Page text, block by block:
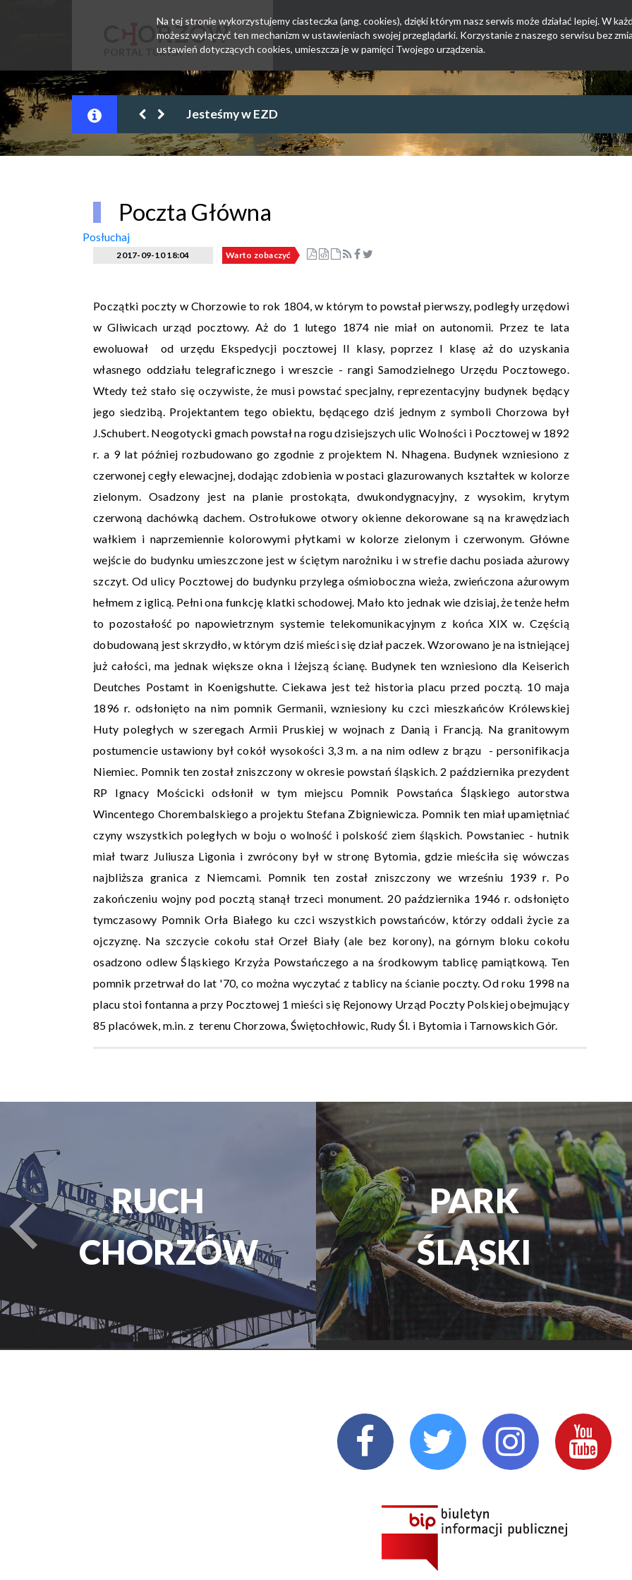
PORTAL TURYSTY
Sposoby na upał
Poczta Główna
Posłuchaj
2017-09-10 18:04 Warto zobaczyć
Początki poczty w Chorzowie to rok 1804, w którym to powstał pierwszy, podległy urzędowi
w Gliwicach urząd pocztowy. Aż do 1 lutego 1874 nie miał on autonomii. Przez te lata
ewoluował od urzędu Ekspedycji pocztowej II klasy, poprzez I klasę aż do uzyskania
własnego oddziału telegraficznego i wreszcie - rangi Samodzielnego Urzędu Pocztowego.
Wtedy też stało się oczywiste, że musi powstać specjalny, reprezentacyjny budynek będący
jego siedzibą. Projektantem tego obiektu, będącego dziś jednym z symboli Chorzowa był
J.Schubert. Neogotycki gmach powstał na rogu dzisiejszych ulic Wolności i Pocztowej w 1892
r. a 9 lat później rozbudowano go zgodnie z projektem N. Nhagena. Budynek wzniesiono z
czerwonej cegły elewacjnej, dodając zdobienia w postaci glazurowanych kształtek w kolorze
zielonym. Osadzony jest na planie prostokąta, dwukondygnacyjny, z wysokim, krytym
czerwoną dachówką dachem. Ostrołukowe otwory okienne dekorowane są na krawędziach
wałkiem i naprzemiennie kolorowymi płytkami w kolorze zielonym i czerwonym. Główne
wejście do budynku umieszczone jest w ściętym narożniku i w strefie dachu posiada ażurowy
szczyt. Od ulicy Pocztowej do budynku przylega ośmioboczna wieża, zwieńczona ażurowym
hełmem z iglicą. Pełni ona funkcję klatki schodowej. Mało kto jednak wie dzisiaj, że tenże hełm
to pozostałość po napowietrznym systemie telekomunikacyjnym z końca XIX w. Częścią
dobudowaną jest skrzydło, w którym dziś mieści się dział paczek. Wzorowano je na istniejącej
już całości, ma jednak większe okna i lżejszą ścianę. Budynek ten wzniesiono dla Keiserich
Deutches Postamt in Koenigshutte. Ciekawa jest też historia placu przed pocztą. 10 maja
1896 r. odsłonięto na nim pomnik Germanii, wzniesiony ku czci mieszkańców Królewskiej
Huty poległych w szeregach Armii Pruskiej w wojnach z Danią i Francją. Na granitowym
postumencie ustawiony był cokół wysokości 3,3 m. a na nim odlew z brązu - personifikacja
Niemiec. Pomnik ten został zniszczony w okresie powstań śląskich. 2 października prezydent
RP Ignacy Mościcki odsłonił w tym miejscu Pomnik Powstańca Śląskiego autorstwa
Wincentego Chorembalskiego a projektu Stefana Zbigniewicza. Pomnik ten miał upamiętniać
czyny wszystkich poległych w boju o wolność i polskość ziem śląskich. Powstaniec - hutnik
miał twarz Juliusza Ligonia i zwrócony był w stronę Bytomia, gdzie mieściła się wówczas
najbliższa granica z Niemcami. Pomnik ten został zniszczony we wrześniu 1939 r. Po
zakończeniu wojny pod pocztą stanął trzeci monument. 20 października 1946 r. odsłonięto
tymczasowy Pomnik Orła Białego ku czci wszystkich powstańców, którzy oddali życie za
ojczyznę. Na szczycie cokołu stał Orzeł Biały (ale bez korony), na górnym bloku cokołu
osadzono odlew Śląskiego Krzyża Powstańczego a na środkowym tablicę pamiątkową. Ten
pomnik przetrwał do lat '70, co można wyczytać z tablicy na ścianie poczty. Od roku 1998 na
placu stoi fontanna a przy Pocztowej 1 mieści się Rejonowy Urząd Poczty Polskiej obejmujący
85 placówek, m.in. z terenu Chorzowa, Świętochłowic, Rudy Śl. i Bytomia i Tarnowskich Gór.
PARK
ŚLĄSKI
TEATR
ROZRYWKI
PARK
ŚLĄSKI
turysta.Previous
Na tej stronie wykorzystujemy ciasteczka (ang. cookies), dzięki którym nasz serwis może działać lepiej. W
możesz wyłączyć ten mechanizm w ustawieniach swojej przeglądarki. Korzystanie z naszego serwisu bez
ustawień dotyczących cookies, umieszcza je w pamięci Twojego urządzenia.